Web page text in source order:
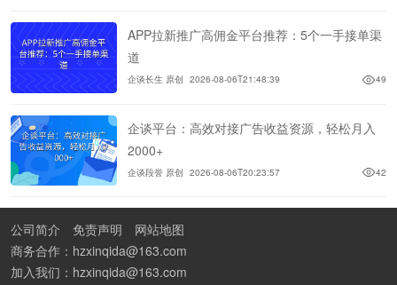
APP拉新推广高佣金平台推荐：5个一手接单渠
道
企谈长生 原创 2026-08-06T21:48:39 49
企谈平台：高效对接广告收益资源，轻松月入
2000+
企谈段誉 原创 2026-08-06T20:23:57 42
公司简介 免责声明
网站地图
商务合作：hzxinqida@163.com
加入我们：hzxinqida@163.com